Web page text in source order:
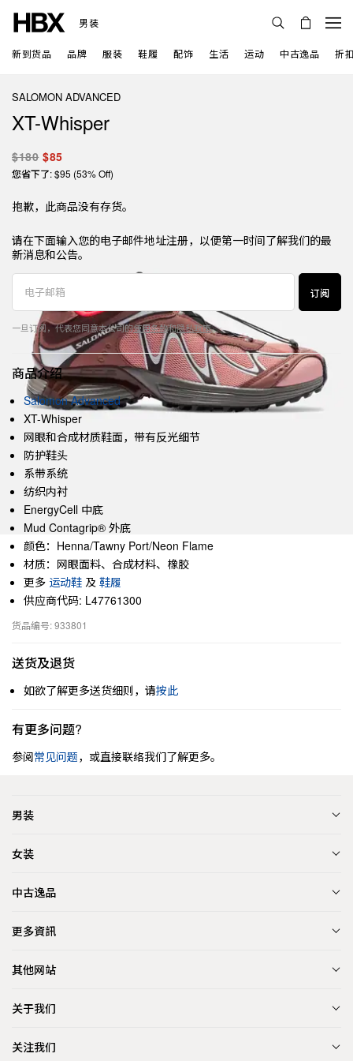
男装
新到货品 品牌 服装 鞋履 配饰 生活 运动 中古逸品 折
SALOMON ADVANCED
XT-Whisper
$180 $85
您省下了: $95 (53% Off)
抱歉，此商品没有存货。
请在下面输入您的电子邮件地址注册，以便第一时间了解我们的最
新消息和公告。
订阅
一旦订阅，代表您同意本公司的使用条款和隐私政策。
商品介绍
Salomon Advanced
XT-Whisper
网眼和合成材质鞋面，带有反光细节
防护鞋头
系带系统
纺织内衬
EnergyCell 中底
Mud Contagrip® 外底
颜色：Henna/Tawny Port/Neon Flame
材质：网眼面料、合成材料、橡胶
更多 运动鞋 及 鞋履
供应商代码: L47761300
货品编号: 933801
送货及退货
如欲了解更多送货细则，请按此
有更多问题?
参阅常见问题，或直接联络我们了解更多。
男装
女装
中古逸品
更多資訊
其他网站
关于我们
关注我们